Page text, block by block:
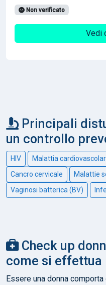
Non verificato
Vedi
Principali
un controllo
HIV Malattia
Cancro cervicale
Malattie
Vaginosi batterica (BV)
Check up
come si effettua
Essere una donna